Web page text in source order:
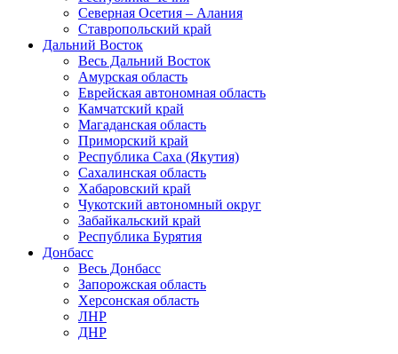
Северная Осетия – Алания
Ставропольский край
Дальний Восток
Весь Дальний Восток
Амурская область
Еврейская автономная область
Камчатский край
Магаданская область
Приморский край
Республика Саха (Якутия)
Сахалинская область
Хабаровский край
Чукотский автономный округ
Забайкальский край
Республика Бурятия
Донбасс
Весь Донбасс
Запорожская область
Херсонская область
ЛНР
ДНР